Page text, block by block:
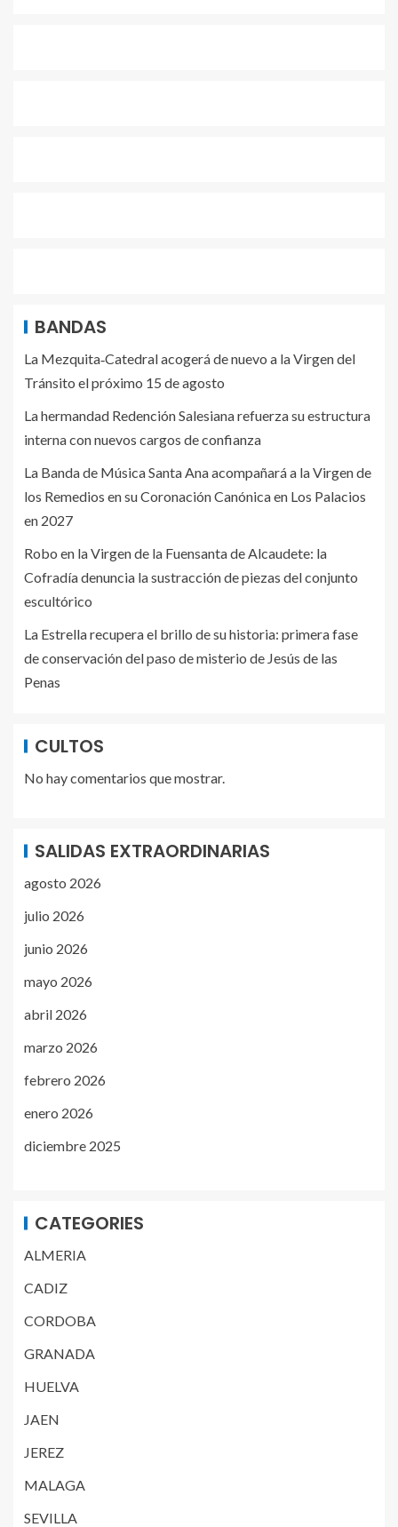
BANDAS
La Mezquita‑Catedral acogerá de nuevo a la Virgen del
Tránsito el próximo 15 de agosto
La hermandad Redención Salesiana refuerza su estructura
interna con nuevos cargos de confianza
La Banda de Música Santa Ana acompañará a la Virgen de
los Remedios en su Coronación Canónica en Los Palacios
en 2027
Robo en la Virgen de la Fuensanta de Alcaudete: la
Cofradía denuncia la sustracción de piezas del conjunto
escultórico
La Estrella recupera el brillo de su historia: primera fase
de conservación del paso de misterio de Jesús de las
Penas
CULTOS
No hay comentarios que mostrar.
SALIDAS EXTRAORDINARIAS
agosto 2026
julio 2026
junio 2026
mayo 2026
abril 2026
marzo 2026
febrero 2026
enero 2026
diciembre 2025
CATEGORIES
ALMERIA
CADIZ
CORDOBA
GRANADA
HUELVA
JAEN
JEREZ
MALAGA
SEVILLA